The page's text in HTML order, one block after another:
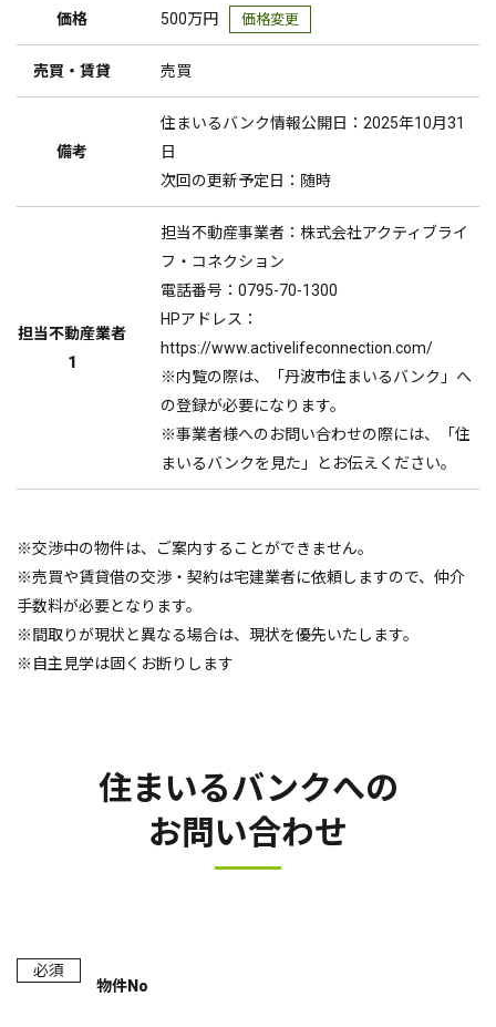
価格 500万円 価格変更
売買・賃貸 売買
備考
住まいるバンク情報公開日：2025年10月31
日
次回の更新予定日：随時
担当不動産業者
1
担当不動産事業者：株式会社アクティブライ
フ・コネクション
電話番号：0795-70-1300
HPアドレス：
https://www.activelifeconnection.com/
※内覧の際は、「丹波市住まいるバンク」へ
の登録が必要になります。
※事業者様へのお問い合わせの際には、「住
まいるバンクを見た」とお伝えください。
※交渉中の物件は、ご案内することができません。
※売買や賃貸借の交渉・契約は宅建業者に依頼しますので、仲介
手数料が必要となります。
※間取りが現状と異なる場合は、現状を優先いたします。
※自主見学は固くお断りします
住まいるバンクへの
お問い合わせ
必須
物件No